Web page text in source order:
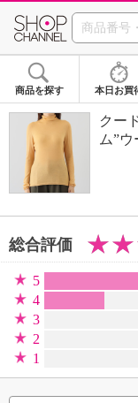
商品を探す 本日お買
クー
ム”
総合評価
5
4
3
2
1